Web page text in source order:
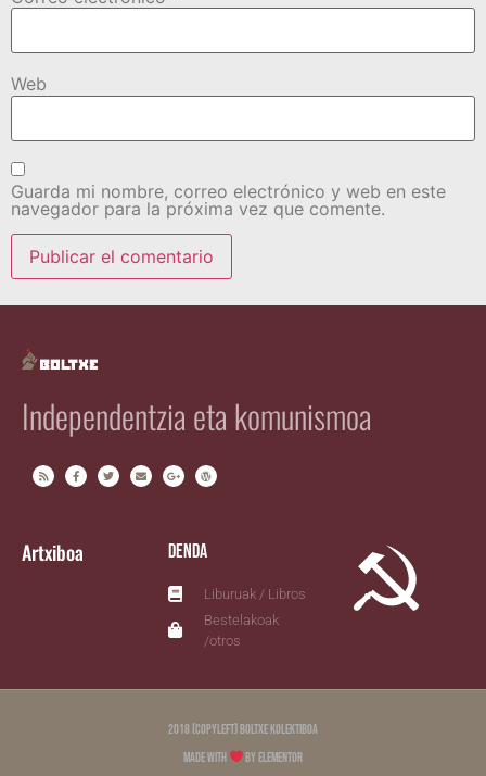
Web
Guarda mi nombre, correo electrónico y web en este
navegador para la próxima vez que comente.
Independentzia eta komunismoa
Artxiboa Denda
Liburuak / Libros
Bestelakoak
/otros
2018 (copyleft) Boltxe Kolektiboa
Made with
by Elementor